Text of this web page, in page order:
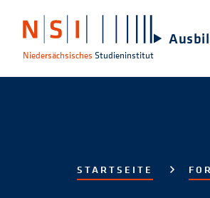
Niedersächsisches Studieninstitut
STARTSEITE